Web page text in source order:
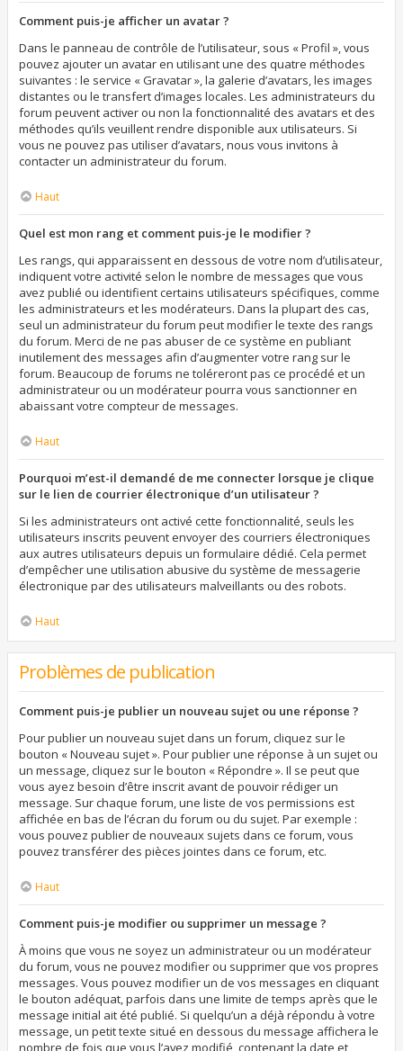
Comment puis-je afficher un avatar ?
Dans le panneau de contrôle de l’utilisateur, sous « Profil », vous
pouvez ajouter un avatar en utilisant une des quatre méthodes
suivantes : le service « Gravatar », la galerie d’avatars, les images
distantes ou le transfert d’images locales. Les administrateurs du
forum peuvent activer ou non la fonctionnalité des avatars et des
méthodes qu’ils veuillent rendre disponible aux utilisateurs. Si
vous ne pouvez pas utiliser d’avatars, nous vous invitons à
contacter un administrateur du forum.
Haut
Quel est mon rang et comment puis-je le modifier ?
Les rangs, qui apparaissent en dessous de votre nom d’utilisateur,
indiquent votre activité selon le nombre de messages que vous
avez publié ou identifient certains utilisateurs spécifiques, comme
les administrateurs et les modérateurs. Dans la plupart des cas,
seul un administrateur du forum peut modifier le texte des rangs
du forum. Merci de ne pas abuser de ce système en publiant
inutilement des messages afin d’augmenter votre rang sur le
forum. Beaucoup de forums ne toléreront pas ce procédé et un
administrateur ou un modérateur pourra vous sanctionner en
abaissant votre compteur de messages.
Haut
Pourquoi m’est-il demandé de me connecter lorsque je clique
sur le lien de courrier électronique d’un utilisateur ?
Si les administrateurs ont activé cette fonctionnalité, seuls les
utilisateurs inscrits peuvent envoyer des courriers électroniques
aux autres utilisateurs depuis un formulaire dédié. Cela permet
d’empêcher une utilisation abusive du système de messagerie
électronique par des utilisateurs malveillants ou des robots.
Haut
Problèmes de publication
Comment puis-je publier un nouveau sujet ou une réponse ?
Pour publier un nouveau sujet dans un forum, cliquez sur le
bouton « Nouveau sujet ». Pour publier une réponse à un sujet ou
un message, cliquez sur le bouton « Répondre ». Il se peut que
vous ayez besoin d’être inscrit avant de pouvoir rédiger un
message. Sur chaque forum, une liste de vos permissions est
affichée en bas de l’écran du forum ou du sujet. Par exemple :
vous pouvez publier de nouveaux sujets dans ce forum, vous
pouvez transférer des pièces jointes dans ce forum, etc.
Haut
Comment puis-je modifier ou supprimer un message ?
À moins que vous ne soyez un administrateur ou un modérateur
du forum, vous ne pouvez modifier ou supprimer que vos propres
messages. Vous pouvez modifier un de vos messages en cliquant
le bouton adéquat, parfois dans une limite de temps après que le
message initial ait été publié. Si quelqu’un a déjà répondu à votre
message, un petit texte situé en dessous du message affichera le
nombre de fois que vous l’avez modifié, contenant la date et